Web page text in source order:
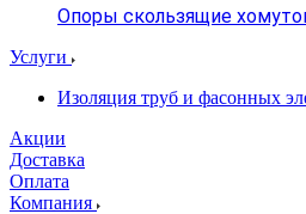
Опоры скользящие
Услуги
Изоляция труб и фасонных
Акции
Доставка
Оплата
Компания